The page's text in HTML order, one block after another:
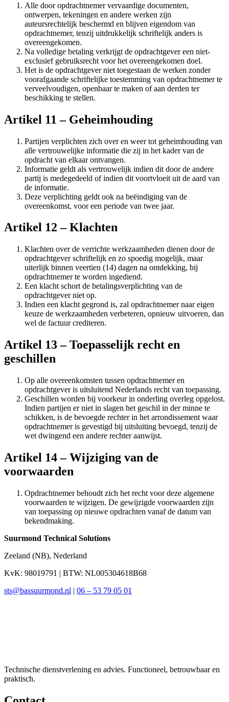
Alle door opdrachtnemer vervaardige documenten,
ontwerpen, tekeningen en andere werken zijn
auteursrechtelijk beschermd en blijven eigendom van
opdrachtnemer, tenzij uitdrukkelijk schriftelijk anders is
overeengekomen.
Na volledige betaling verkrijgt de opdrachtgever een niet-
exclusief gebruiksrecht voor het overeengekomen doel.
Het is de opdrachtgever niet toegestaan de werken zonder
voorafgaande schriftelijke toestemming van opdrachtnemer te
verveelvoudigen, openbaar te maken of aan derden ter
beschikking te stellen.
Artikel 11 – Geheimhouding
Partijen verplichten zich over en weer tot geheimhouding van
alle vertrouwelijke informatie die zij in het kader van de
opdracht van elkaar ontvangen.
Informatie geldt als vertrouwelijk indien dit door de andere
partij is medegedeeld of indien dit voortvloeit uit de aard van
de informatie.
Deze verplichting geldt ook na beëindiging van de
overeenkomst, voor een periode van twee jaar.
Artikel 12 – Klachten
Klachten over de verrichte werkzaamheden dienen door de
opdrachtgever schriftelijk en zo spoedig mogelijk, maar
uiterlijk binnen veertien (14) dagen na ontdekking, bij
opdrachtnemer te worden ingediend.
Een klacht schort de betalingsverplichting van de
opdrachtgever niet op.
Indien een klacht gegrond is, zal opdrachtnemer naar eigen
keuze de werkzaamheden verbeteren, opnieuw uitvoeren, dan
wel de factuur crediteren.
Artikel 13 – Toepasselijk recht en
geschillen
Op alle overeenkomsten tussen opdrachtnemer en
opdrachtgever is uitsluitend Nederlands recht van toepassing.
Geschillen worden bij voorkeur in onderling overleg opgelost.
Indien partijen er niet in slagen het geschil in der minne te
schikken, is de bevoegde rechter in het arrondissement waar
opdrachtnemer is gevestigd bij uitsluiting bevoegd, tenzij de
wet dwingend een andere rechter aanwijst.
Artikel 14 – Wijziging van de
voorwaarden
Opdrachtnemer behoudt zich het recht voor deze algemene
voorwaarden te wijzigen. De gewijzigde voorwaarden zijn
van toepassing op nieuwe opdrachten vanaf de datum van
bekendmaking.
Suurmond Technical Solutions
Zeeland (NB), Nederland
KvK: 98019791 | BTW: NL005304618B68
sts@bassuurmond.nl | 06 – 53 79 05 01
Technische dienstverlening en advies. Functioneel, betrouwbaar en
praktisch.